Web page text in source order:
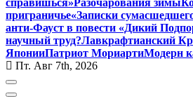
справишься»Разочарования зимы
приграничье«Записки
анти-Фауст в повести «Дикий
научный труд?Лавкрафтианский
ЯпонииПатриот МориартиМодерн
Пт. Авг 7th, 2026